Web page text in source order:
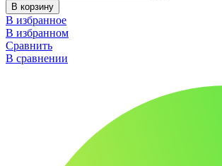
В корзину
В избранное
В избранном
Сравнить
В сравнении